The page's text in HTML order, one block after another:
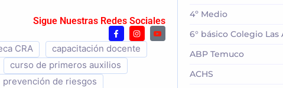
Sigue Nuestras Redes Sociales
CRA
capacitación docente
curso de primeros auxilios
prevención de riesgos
4º Medio
6° básico Colegio Las
ABP Temuco
ACHS